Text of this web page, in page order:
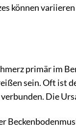
können
primär im
sein. Oft ist
Die